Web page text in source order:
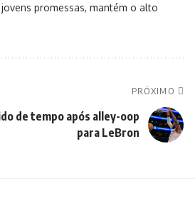
promessas, mantém o alto
PRÓXIMO
de tempo após alley-oop
para LeBron